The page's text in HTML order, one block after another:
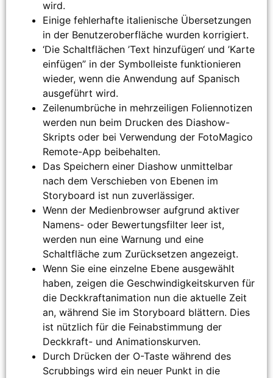
wird.
Einige fehlerhafte italienische Übersetzungen
in der Benutzeroberfläche wurden korrigiert.
‘Die Schaltflächen ’Text hinzufügen‘ und ’Karte
einfügen” in der Symbolleiste funktionieren
wieder, wenn die Anwendung auf Spanisch
ausgeführt wird.
Zeilenumbrüche in mehrzeiligen Foliennotizen
werden nun beim Drucken des Diashow-
Skripts oder bei Verwendung der FotoMagico
Remote-App beibehalten.
Das Speichern einer Diashow unmittelbar
nach dem Verschieben von Ebenen im
Storyboard ist nun zuverlässiger.
Wenn der Medienbrowser aufgrund aktiver
Namens- oder Bewertungsfilter leer ist,
werden nun eine Warnung und eine
Schaltfläche zum Zurücksetzen angezeigt.
Wenn Sie eine einzelne Ebene ausgewählt
haben, zeigen die Geschwindigkeitskurven für
die Deckkraftanimation nun die aktuelle Zeit
an, während Sie im Storyboard blättern. Dies
ist nützlich für die Feinabstimmung der
Deckkraft- und Animationskurven.
Durch Drücken der O-Taste während des
Scrubbings wird ein neuer Punkt in die